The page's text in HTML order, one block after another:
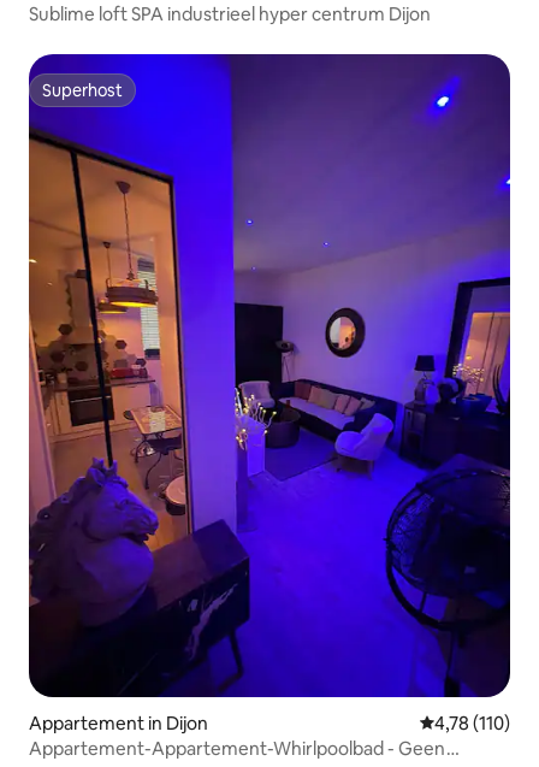
Sublime loft SPA industrieel hyper centrum Dijon
Superhost
Superhost
Appartement in Dijon Gemiddelde
4,78 (110)
Appartement-Appartement-Whirlpoolbad - Geen